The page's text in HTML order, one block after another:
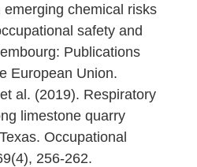
emerging chemical risks
safety and
Publications
European Union.
al. (2019). Respiratory
limestone quarry
Occupational
256-262.